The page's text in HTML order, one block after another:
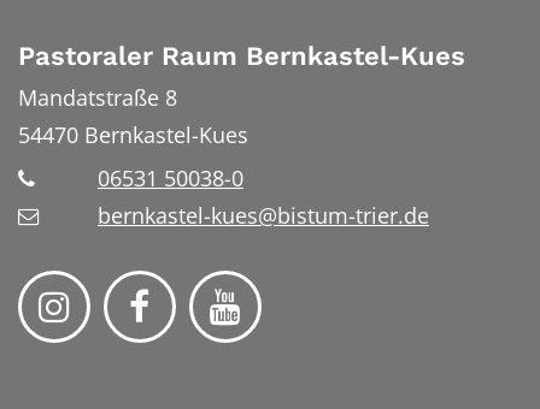
Pastoraler Raum Bernkastel-Kues
Mandatstraße 8
54470 Bernkastel-Kues
06531 50038-0
bernkastel-kues@bistum-trier.de